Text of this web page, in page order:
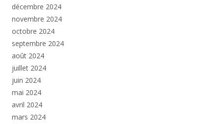
décembre 2024
novembre 2024
octobre 2024
septembre 2024
août 2024
juillet 2024
juin 2024
mai 2024
avril 2024
mars 2024